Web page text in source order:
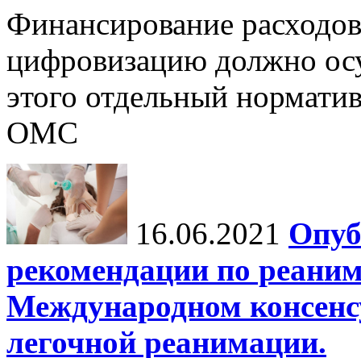
Финансирование
цифровизацию должно
этого отдельный
ОМС
16.06.2021
рекомендации по
Международном
легочной реанимации.